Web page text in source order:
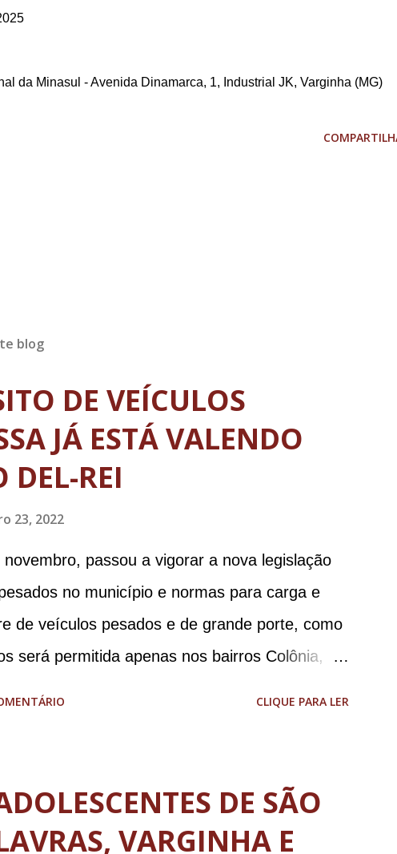
da Minasul - Avenida Dinamarca, 1, Industrial JK, Varginha (MG)
blog
DE VEÍCULOS
JÁ ESTÁ VALENDO
DEL-REI
23, 2022
passou a vigorar a nova legislação
no município e normas para carga e
de veículos pesados e de grande porte, como
será permitida apenas nos bairros Colônia,
se aos dias e horários estabelecidos:
08h às 18h; aos sábados das 08h às 13h;
Haverá tolerância de 30 minutos, após o
CLIQUE PARA LER
DE SÃO
VARGINHA E